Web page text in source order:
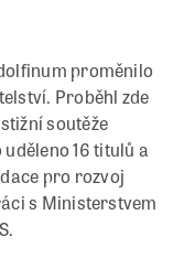
proměnilo
Proběhl zde
soutěže
16 titulů a
pro rozvoj
s Ministerstvem